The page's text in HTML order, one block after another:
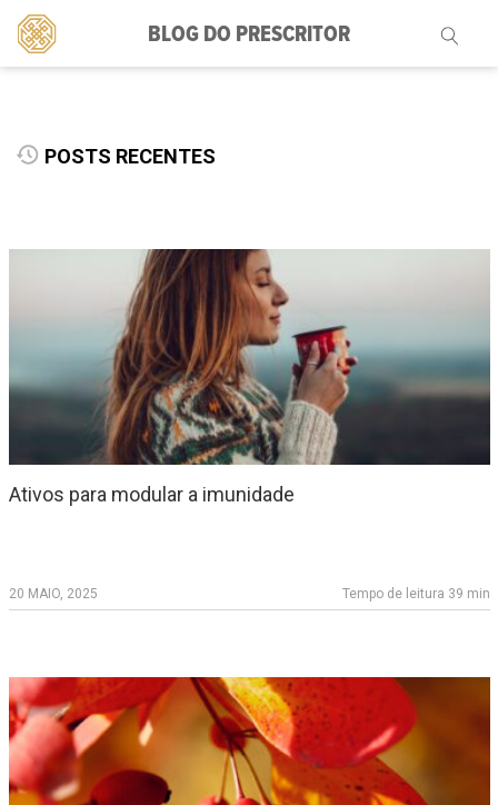
BLOG DO PRESCRITOR
Pesquisar
por:
POSTS RECENTES
Ativos para modular a imunidade
20 MAIO, 2025 Tempo de leitura 39 min